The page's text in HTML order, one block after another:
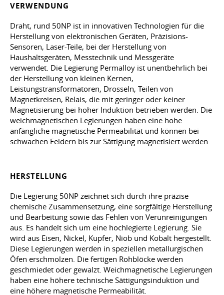
VERWENDUNG
Draht, rund 50NP ist in innovativen Technologien für die
Herstellung von elektronischen Geräten, Präzisions-
Sensoren, Laser-Teile, bei der Herstellung von
Haushaltsgeräten, Messtechnik und Messgeräte
verwendet. Die Legierung Permalloy ist unentbehrlich bei
der Herstellung von kleinen Kernen,
Leistungstransformatoren, Drosseln, Teilen von
Magnetkreisen, Relais, die mit geringer oder keiner
Magnetisierung bei hoher Induktion betrieben werden. Die
weichmagnetischen Legierungen haben eine hohe
anfängliche magnetische Permeabilität und können bei
schwachen Feldern bis zur Sättigung magnetisiert werden.
HERSTELLUNG
Die Legierung 50NP zeichnet sich durch ihre präzise
chemische Zusammensetzung, eine sorgfältige Herstellung
und Bearbeitung sowie das Fehlen von Verunreinigungen
aus. Es handelt sich um eine hochlegierte Legierung. Sie
wird aus Eisen, Nickel, Kupfer, Niob und Kobalt hergestellt.
Diese Legierungen werden in speziellen metallurgischen
Öfen erschmolzen. Die fertigen Rohblöcke werden
geschmiedet oder gewalzt. Weichmagnetische Legierungen
haben eine höhere technische Sättigungsinduktion und
eine höhere magnetische Permeabilität.